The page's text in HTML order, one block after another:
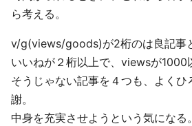
ら考える。
v/g(views/goods)が2桁のは良記事
いいねが２桁以上で、viewsが1000
そうじゃない記事を４つも、よく
謝。
中身を充実させようという気になる。